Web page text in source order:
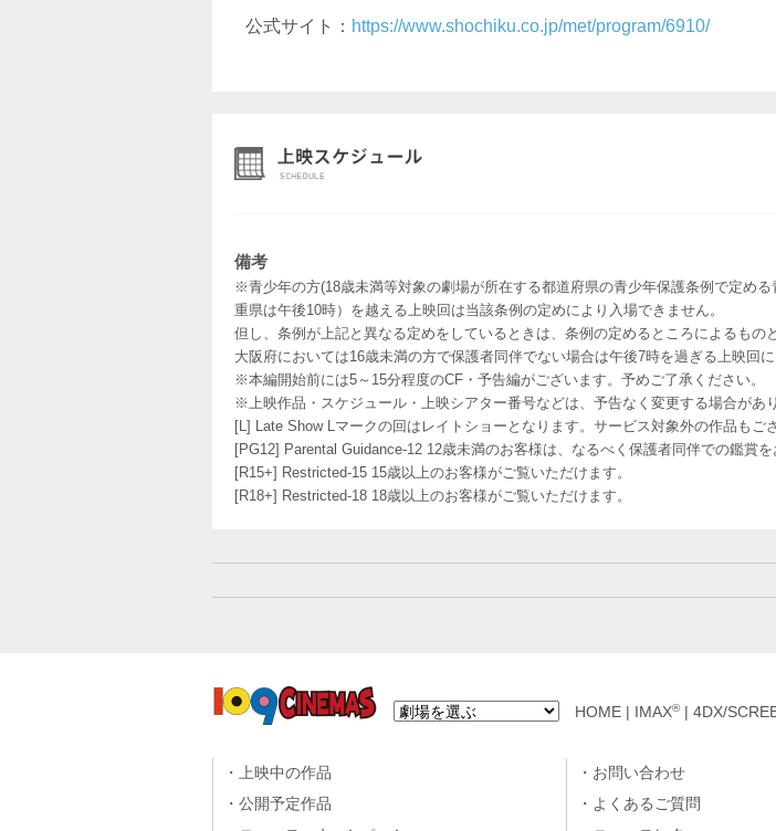
公式サイト： https://www.shochiku.co.jp/met/program/6910/
備考
※青少年の方(18歳未満等対象の劇場が所在する都道府県の青少年保護条例で定め
重県は午後10時）を越える上映回は当該条例の定めにより入場できません。
但し、条例が上記と異なる定めをしているときは、条例の定めるところによるもの
大阪府においては16歳未満の方で保護者同伴でない場合は午後7時を過ぎる上映回に
※本編開始前には5～15分程度のCF・予告編がございます。予めご了承ください。
※上映作品・スケジュール・上映シアター番号などは、予告なく変更する場合があ
[L] Late Show Lマークの回はレイトショーとなります。サービス対象外の作品もご
[PG12] Parental Guidance-12 12歳未満のお客様は、なるべく保護者同伴での鑑賞を
[R15+] Restricted-15 15歳以上のお客様がご覧いただけます。
[R18+] Restricted-18 18歳以上のお客様がご覧いただけます。
HOME IMAX®| 4DX/
上映中の作品
公開予定作品
お問い合わせ
よくあるご質問